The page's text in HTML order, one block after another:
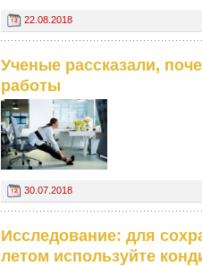
22.08.2018
Ученые рассказали,
работы
30.07.2018
Исследование: для
летом используйте